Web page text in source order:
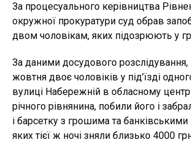
За процесуального керівництва
окружної прокуратури суд обрав
двом чоловікам, яких підозрюють у
За даними досудового розслідування,
жовтня двоє чоловіків у під’їзді
вулиці Набережній в обласному
річного рівнянина, побили його і
і барсетку з грошима та банківськими
яких тієї ж ночі зняли близько 4000